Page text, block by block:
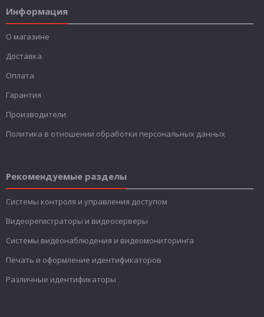
Информация
О магазине
Доставка
Оплата
Гарантия
Производители
Политика в отношении обработки персональных данных
Рекомендуемые разделы
Системы контроля и управления доступом
Видеорегистраторы и видеосерверы
Системы видеонаблюдения и видеомониторинга
Печать и оформление идентификаторов
Различные идентификаторы